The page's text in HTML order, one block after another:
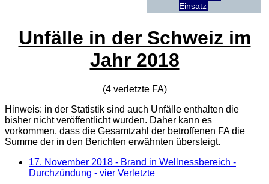
Einsatz
Unfälle in der Schweiz im
Jahr 2018
(4 verletzte FA)
Hinweis: in der Statistik sind auch Unfälle enthalten die
bisher nicht veröffentlicht wurden. Daher kann es
vorkommen, dass die Gesamtzahl der betroffenen FAdie
Summe der in den Berichten erwähnten übersteigt.
17. November 2018 - Brand in Wellnessbereich -
Durchzündung - vier Verletzte